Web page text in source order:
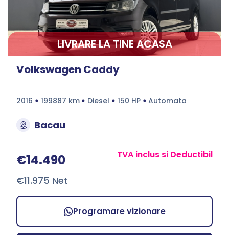
LIVRARE LA TINE ACASA
Volkswagen Caddy
2016 199887 km Diesel 150 HP Automata
Bacau
€14.490
€11.975 Net
TVA inclus si Deductibil
Programare vizionare